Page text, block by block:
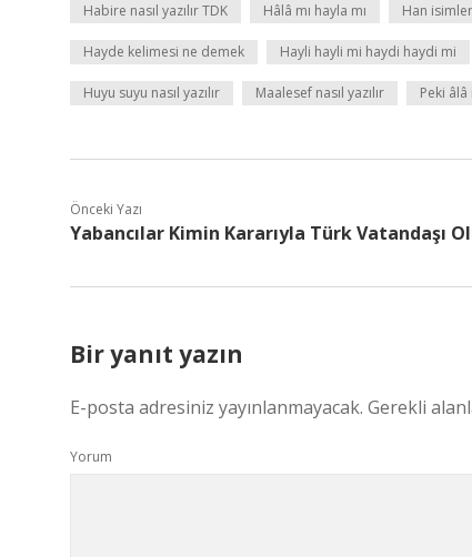
Habire nasıl yazılır TDK Hâlâ mı hayla mı Han
Hayde kelimesi ne demek Hayli hayli mi haydi haydi mi
Huyu suyu nasıl yazılır Maalesef nasıl yazılır Peki âlâ
Önceki Yazı
Yabancılar Kimin Kararıyla Türk Vatandaşı
Bir yanıt yazın
E-posta adresiniz yayınlanmayacak. Gerekli
Yorum